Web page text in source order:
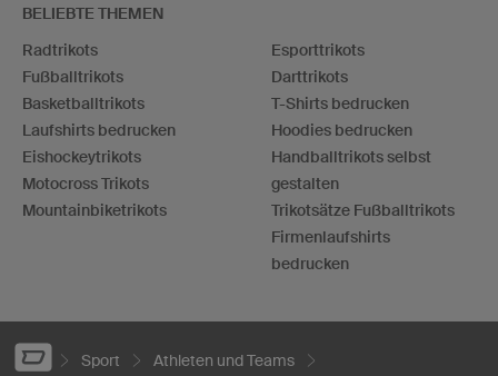
BELIEBTE THEMEN
Radtrikots
Fußballtrikots
Basketballtrikots
Laufshirts bedrucken
Eishockeytrikots
Motocross Trikots
Mountainbiketrikots
Esporttrikots
Darttrikots
T-Shirts bedrucken
Hoodies bedrucken
Handballtrikots selbst
gestalten
Trikotsätze Fußballtrikots
Firmenlaufshirts
bedrucken
Sport
Athleten und Teams